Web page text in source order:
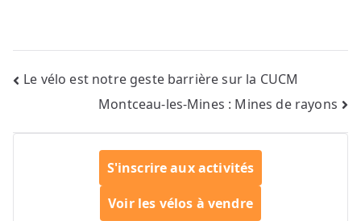
Navigation
Le vélo est notre geste barrière sur la CUCM
Montceau-les-Mines : Mines de rayons
S'inscrire aux activités
Voir les vélos à vendre